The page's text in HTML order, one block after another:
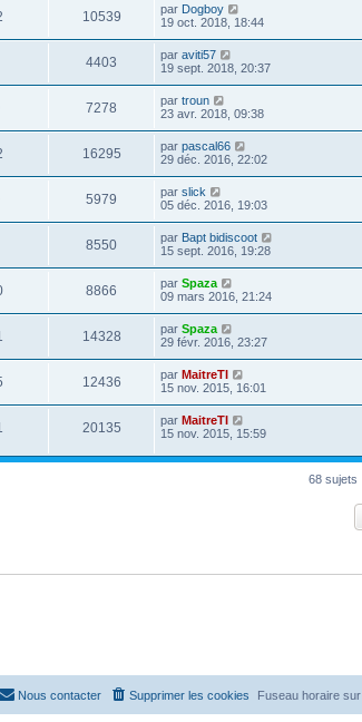
10539 par Dogboy
19 oct. 2018, 18:44
4403 par aviti57
19 sept. 2018, 20:37
7278 par troun
23 avr. 2018, 09:38
16295 par pascal66
29 déc. 2016, 22:02
5979 par slick
05 déc. 2016, 19:03
8550 par Bapt bidiscoot
15 sept. 2016, 19:28
8866 par Spaza
09 mars 2016, 21:24
14328 par Spaza
29 févr. 2016, 23:27
12436 par MaitreTI
15 nov. 2015, 16:01
20135 par MaitreTI
15 nov. 2015, 15:59
68 sujets
Fuseau horaire sur
Supprimer les cookies
Nous contacter